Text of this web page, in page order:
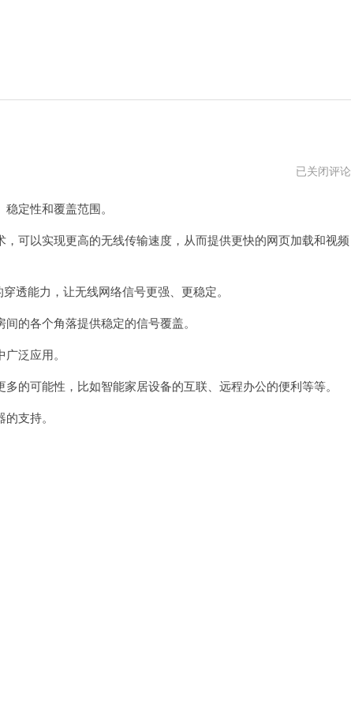
路
官
网
已关闭评论
定性和覆盖范围。
可以实现更高的无线传输速度，从而提供更快的网页加载和视频
能力，让无线网络信号更强、更稳定。
的各个角落提供稳定的信号覆盖。
泛应用。
可能性，比如智能家居设备的互联、远程办公的便利等等。
支持。